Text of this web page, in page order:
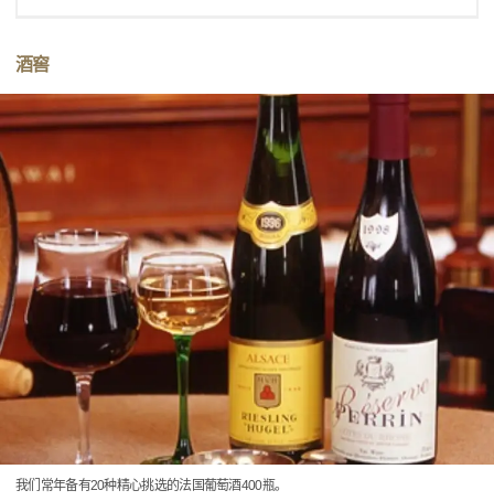
酒窖
我们常年备有20种精心挑选的法国葡萄酒400瓶。